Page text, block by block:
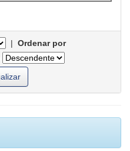
| Ordenar por